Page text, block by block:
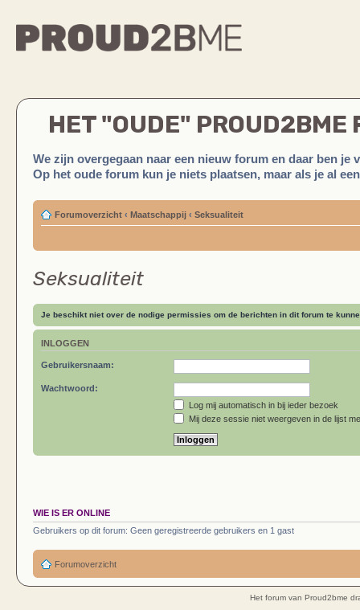
HET "OUDE" PROUD2BME
We zijn overgegaan naar een nieuw forum en daar ben je
Op het oude forum kun je niets plaatsen, maar als je al
Forumoverzicht ‹ Maatschappij ‹ Seksualiteit
Seksualiteit
Je beschikt niet over de nodige permissies om de berichten in dit forum te
INLOGGEN
Gebruikersnaam:
Wachtwoord:
Log mij automatisch in bij ieder bezoek
Mij deze sessie niet weergeven in de lijst
WIE IS ER ONLINE
Gebruikers op dit forum: Geen geregistreerde gebruikers en 1 gast
Forumoverzicht
Het forum van Proud2bme